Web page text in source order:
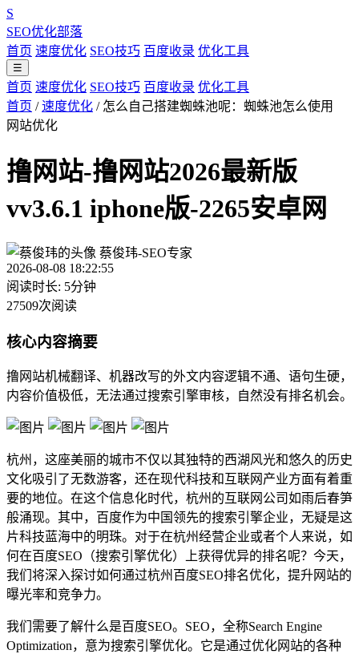
S
SEO优化部落
首页 速度优化 SEO技巧 百度收录 优化工具
☰
首页 速度优化 SEO技巧 百度收录 优化工具
首页 / 速度优化 / 怎么自己搭建蜘蛛池呢：蜘蛛池怎么使用
网站优化
撸网站-撸网站2026最新版
vv3.6.1 iphone版-2265安卓网
蔡俊玮-SEO专家
2026-08-08 18:22:55
阅读时长: 5分钟
27509次阅读
核心内容摘要
撸网站机械翻译、机器改写的外文内容逻辑不通、语句生硬，
内容价值极低，无法通过搜索引擎审核，自然没有排名机会。
杭州，这座美丽的城市不仅以其独特的西湖风光和悠久的历史
文化吸引了无数游客，还在现代科技和互联网产业方面有着重
要的地位。在这个信息化时代，杭州的互联网公司如雨后春笋
般涌现。其中，百度作为中国领先的搜索引擎企业，无疑是这
片科技蓝海中的明珠。对于在杭州经营企业或者个人来说，如
何在百度SEO（搜索引擎优化）上获得优异的排名呢？今天，
我们将深入探讨如何通过杭州百度SEO排名优化，提升网站的
曝光率和竞争力。
我们需要了解什么是百度SEO。SEO，全称Search Engine
Optimization，意为搜索引擎优化。它是通过优化网站的各种